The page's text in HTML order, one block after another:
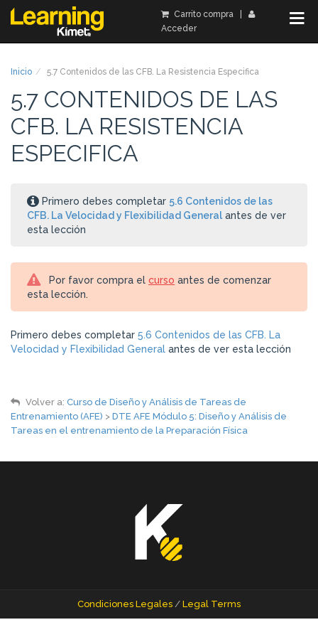
Carrito compra|
Acceder
Inicio 5.7 Contenidos de las CFB. La Resistencia Especifica
5.7 CONTENIDOS DE LAS
CFB. LA RESISTENCIA
ESPECIFICA
Primero debes completar 5.6 Contenidos de las
CFB. La Velocidad y Flexibilidad Generalantes de ver
esta lección
Por favor compra elcurso antes de comenzar
esta lección.
Primero debes completar 5.6 Contenidos de las CFB. La
Velocidad y Flexibilidad General antes de ver esta lección
Volver a:Curso de Diseño y Análisis de Tareas de
Entrenamiento (AFE) > DTE AFE Módulo 5: Diseño y Análisis de
Tareas en el entrenamiento de la Preparación Física
Condiciones Legales / Legal Terms